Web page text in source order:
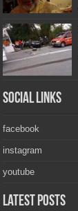
Social Links
facebook
instagram
youtube
Latest Posts